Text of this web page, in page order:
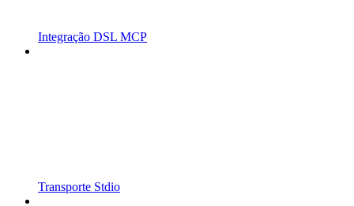
Integração DSL MCP
Transporte Stdio